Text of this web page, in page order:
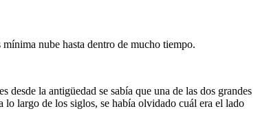
nube hasta dentro de mucho tiempo.
la antigüedad se sabía que una de las dos grandes
lo largo de los siglos, se había olvidado cuál era el lado